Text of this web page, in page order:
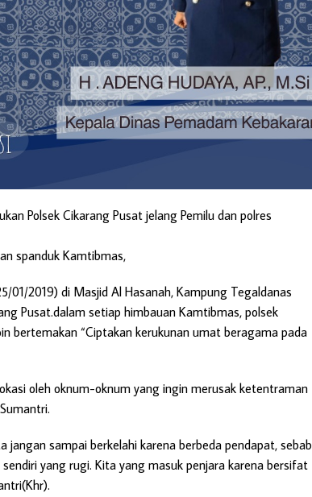
Polsek Cikarang Pusat jelang Pemilu dan polres
spanduk Kamtibmas,
01/2019) di Masjid Al Hasanah, Kampung Tegaldanas
Pusat.dalam setiap himbauan Kamtibmas, polsek
bertemakan “Ciptakan kerukunan umat beragama pada
oleh oknum-oknum yang ingin merusak ketentraman
jangan sampai berkelahi karena berbeda pendapat, sebab
yang rugi. Kita yang masuk penjara karena bersifat